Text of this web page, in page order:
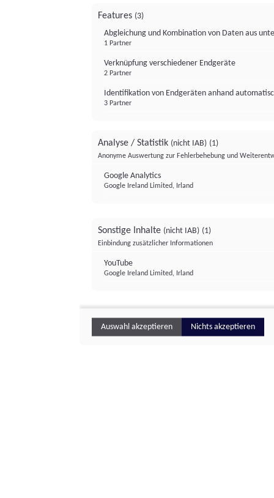
Features (3)
Abgleichung und Kombination von Daten aus
1 Partner
Verknüpfung verschiedener Endgeräte
2 Partner
Identifikation von Endgeräten anhand
3 Partner
Analyse / Statistik (nicht IAB) (1)
Anonyme Auswertung zur Fehlerbehebung und
Google Analytics
Google Ireland Limited, Irland
Sonstige Inhalte (nicht IAB) (1)
Einbindung zusätzlicher Informationen
YouTube
Google Ireland Limited, Irland
Auswahl akzeptieren Nichts akzeptieren